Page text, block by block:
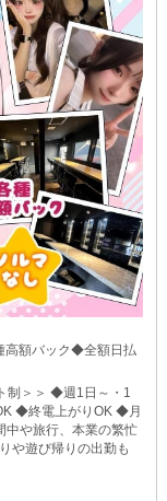
高額バック◆全額日払
制＞＞ ◆週1日～・1
◆終電上がりOK ◆月
や旅行、本業の繁忙
や遊び帰りの出勤も